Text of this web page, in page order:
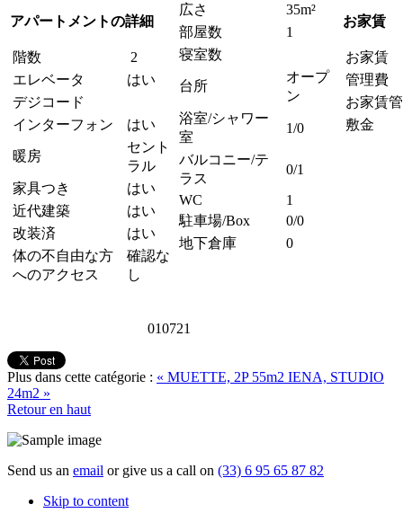
アパートメントの詳細
階数
2
エレベータ
はい
デジコード
インターフォン
はい
暖房
セント
ラル
家具つき
はい
近代建築
はい
改装済
はい
体の不自由な方
へのアクセス
確認な
し
広さ
35m²
部屋数
1
寝室数
台所
オープ
ン
浴室/シャワー
室
1/0
バルコニー/テ
ラス
0/1
WC
1
駐車場/Box
0/0
地下倉庫
0
お家賃
お家賃
管理費
お家賃
敷金
010721
Plus dans cette catégorie : « MUETTE, 2P 55m2 IENA, STUDIO
24m2 »
Retour en haut
Send us an email or give us a call on (33) 6 95 65 87 82
Skip to content